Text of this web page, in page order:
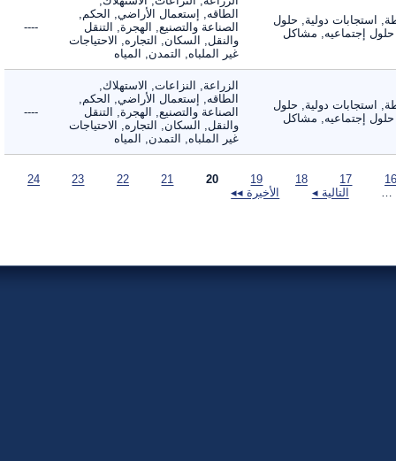
استجابات دولية, حلول
إجتماعيه, مشاكل
الطاقه, إستعمال الأراضي, الحكم,
الصناعة والتصنيع, الهجرة, التنقل
والنقل, السكان, التجاره, الاحتياجات
غير الملباه, التمدن, المياه
----
استجابات دولية, حلول
إجتماعيه, مشاكل
الزراعة, النزاعات, الاستهلاك,
الطاقه, إستعمال الأراضي, الحكم,
الصناعة والتصنيع, الهجرة, التنقل
والنقل, السكان, التجاره, الاحتياجات
غير الملباه, التمدن, المياه
----
التالية ◂ الأخيرة ◂◂